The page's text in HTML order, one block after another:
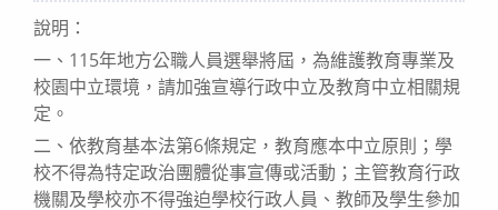
說明：
一、115年地方公職人員選舉將屆，為維護教育專業及
校園中立環境，請加強宣導行政中立及教育中立相關規
定。
二、依教育基本法第6條規定，教育應本中立原則；學
校不得為特定政治團體從事宣傳或活動；主管教育行政
機關及學校亦不得強迫學校行政人員、教師及學生參加